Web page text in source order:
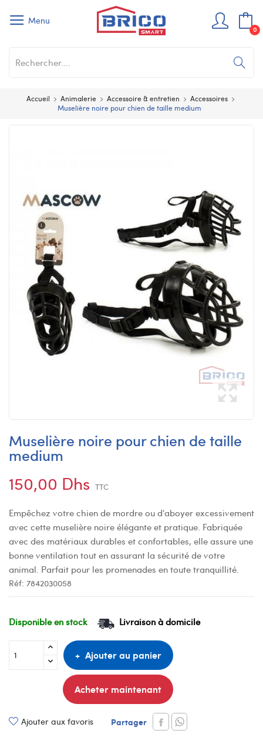
Menu
0
Accueil Animalerie Accessoire & entretien
Accessoires
Muselière noire pour chien de taille medium
Muselière noire pour chien de taille
medium
150,00 Dhs TTC
Empêchez votre chien de mordre ou d'aboyer excessivement
avec cette muselière noire élégante et pratique. Fabriquée
avec des matériaux durables et confortables, elle assure une
bonne ventilation tout en assurant la sécurité de votre
animal. Parfait pour les promenades en toute tranquillité.
Réf: 7842030058
Disponible en stock Livraison à domicile
Ajouter au panier
Acheter maintenant
Ajouter aux favoris Partager